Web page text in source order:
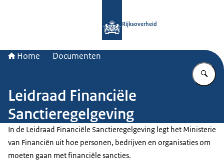
Rijksoverheid
Home Documenten
Leidraad Financiële
Sanctieregelgeving
In de Leidraad Financiële Sanctieregelgeving legt het Ministerie
van Financiën uit hoe personen, bedrijven en organisaties om
moeten gaan met financiële sancties.